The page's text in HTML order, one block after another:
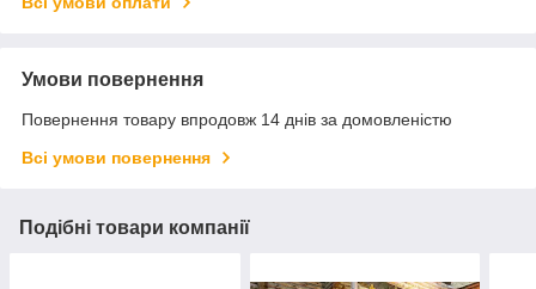
Умови повернення
Повернення товару впродовж 14 днів за домовленістю
Всі умови повернення
Подібні товари компанії